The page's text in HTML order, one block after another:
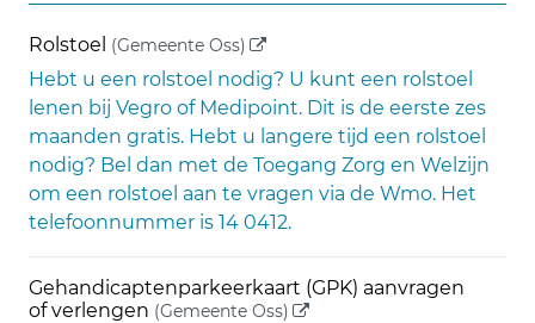
Rolstoel (Gemeente Oss) (externe link)
Hebt u een rolstoel nodig? U kunt een rolstoel
lenen bij Vegro of Medipoint. Dit is de eerste zes
maanden gratis. Hebt u langere tijd een rolstoel
nodig? Bel dan met de Toegang Zorg en Welzijn
om een rolstoel aan te vragen via de Wmo. Het
telefoonnummer is 14 0412.
Gehandicaptenparkeerkaart (GPK) aanvragen
of verlengen (Gemeente Oss) (externe link)